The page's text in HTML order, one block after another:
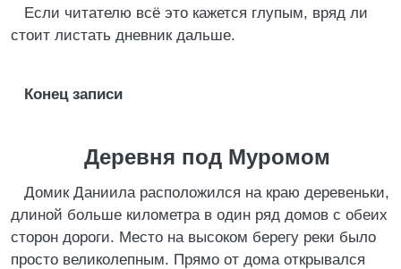
Если читателю всё это кажется глупым, вряд ли
стоит листать дневник дальше.
Конец записи
Деревня под Муромом
Домик Даниила расположился на краю деревеньки,
длиной больше километра в один ряд домов с обеих
сторон дороги. Место на высоком берегу реки было
просто великолепным. Прямо от дома открывался